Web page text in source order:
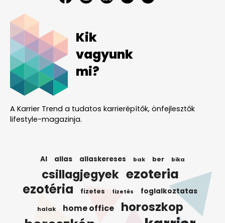
Kik
vagyunk
mi?
A Karrier Trend a tudatos karrierépítők, önfejlesztők
lifestyle-magazinja.
AI allas allaskereses bak ber bika
csillagjegyek ezoteria
ezotéria fizetes fizetés foglalkoztatas
halak home office horoszkop